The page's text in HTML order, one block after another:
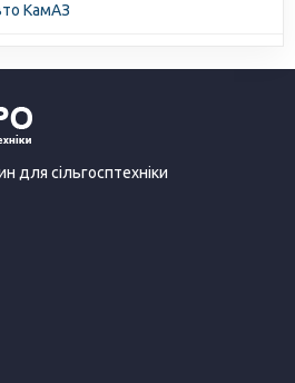
КамАЗ
для сільгосптехніки